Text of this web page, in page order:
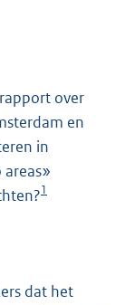
over
en
in
1
dat het